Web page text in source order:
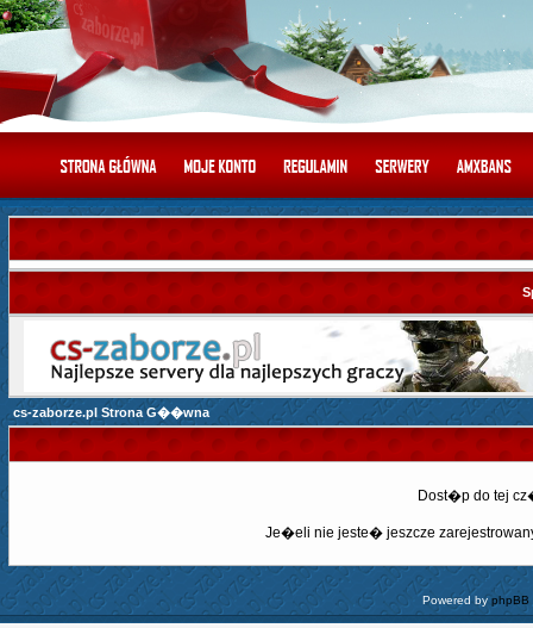
cs-zaborze.pl Strona G��wna
Dost�p do tej
Je�eli nie jeste� jeszcze
Powered byphpBB